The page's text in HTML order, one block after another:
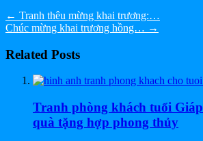
← Tranh thêu mừng khai trương:…
Chúc mừng khai trương hồng… →
Related Posts
Tranh phòng khách tuổi
quà tặng hợp phong thủy